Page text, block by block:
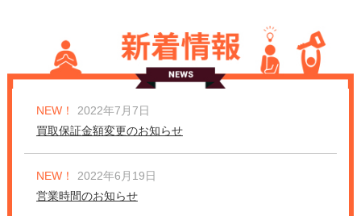
NEW！
2022年7月7日
買取保証金額変更のお知らせ
NEW！
2022年6月19日
営業時間のお知らせ